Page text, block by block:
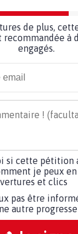
de plus,
à
engagés.
si cette pétition
je peux en
et clics
pas être
autre progresse